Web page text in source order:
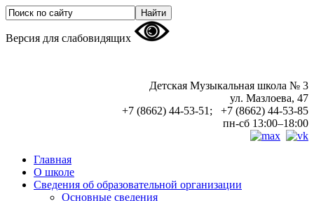
Версия для слабовидящих
Детская Музыкальная школа № 3
ул. Мазлоева, 47
+7 (8662) 44-53-51; +7 (8662) 44-53-85
пн-сб 13:00–18:00
Главная
О школе
Сведения об образовательной организации
Основные сведения